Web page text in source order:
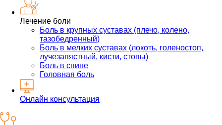
Лечение боли
Боль в крупных суставах (плечо, колено,
тазобедренный)
Боль в мелких суставах (локоть, голеностоп,
лучезапястный, кисти, стопы)
Боль в спине
Головная боль
Онлайн консультация